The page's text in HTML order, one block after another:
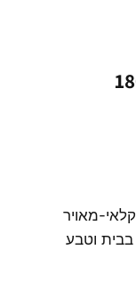
בבית וטבע